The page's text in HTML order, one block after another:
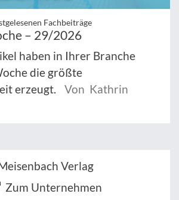
Fachbeiträge
– 29/2026
haben in Ihrer Branche
die größte
erzeugt.
Von Kathrin
Verlag
Zum Unternehmen